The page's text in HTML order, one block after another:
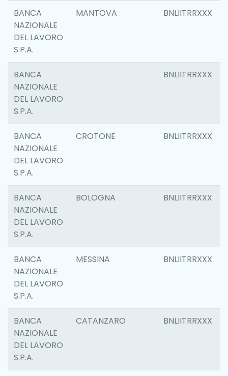
BANCA
NAZIONALE
DEL LAVORO
S.P.A.
MANTOVA BNLIITRRXXX
BANCA
NAZIONALE
DEL LAVORO
S.P.A.
BNLIITRRXXX
BANCA
NAZIONALE
DEL LAVORO
S.P.A.
CROTONE BNLIITRRXXX
BANCA
NAZIONALE
DEL LAVORO
S.P.A.
BOLOGNA BNLIITRRXXX
BANCA
NAZIONALE
DEL LAVORO
S.P.A.
MESSINA BNLIITRRXXX
BANCA
NAZIONALE
DEL LAVORO
S.P.A.
CATANZARO BNLIITRRXXX